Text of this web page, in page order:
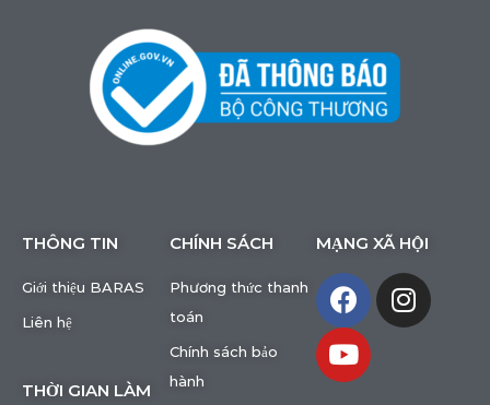
THÔNG TIN
Giới thiệu BARAS
Liên hệ
THỜI GIAN LÀM
CHÍNH SÁCH
Phương thức thanh
toán
Chính sách bảo
hành
MẠNG XÃ HỘI